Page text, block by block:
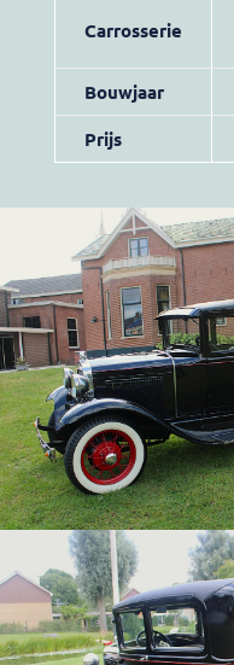
Carrosserie
Bouwjaar
Prijs